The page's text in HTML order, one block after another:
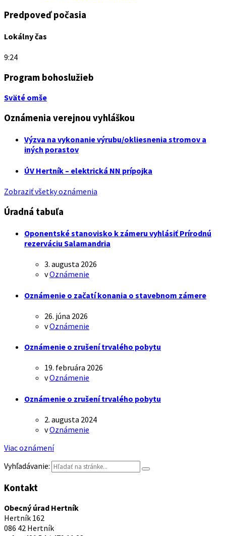
Predpoveď počasia
Lokálny čas
9:24
Program bohoslužieb
Sväté omše
Oznámenia verejnou vyhláškou
Výzva na vykonanie výrubu/okliesnenia stromov a
iných porastov
ÚV Hertník – elektrická NN prípojka
Zobraziť všetky oznámenia
Úradná tabuľa
Oponentské stanovisko k zámeru vyhlásiť Prírodnú
rezerváciu Salamandria
3. augusta 2026
vOznámenie
Oznámenie o začatí konania o stavebnom zámere
26. júna 2026
vOznámenie
Oznámenie o zrušení trvalého pobytu
19. februára 2026
vOznámenie
Oznámenie o zrušení trvalého pobytu
2. augusta 2024
vOznámenie
Viac oznámení
Vyhľadávanie:
Kontakt
Obecný úrad Hertník
Hertník 162
086 42 Hertník